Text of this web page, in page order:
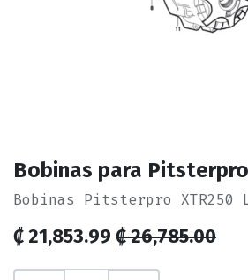
Bobinas para Pitsterpro
Bobinas Pitsterpro XTR250
₡21,853.99 ₡26,785.00